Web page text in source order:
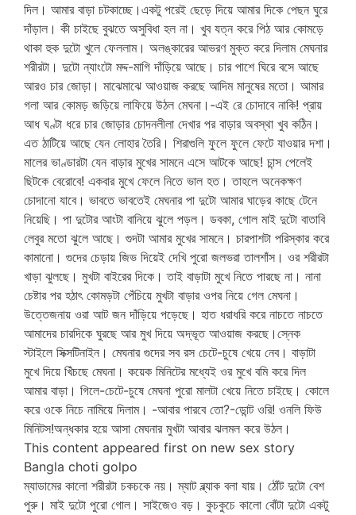
দিল। আমার বাড়া চটকাচ্ছে।একটু পরেই ছেড়ে দিয়ে আমার দিকে পেছন ঘুরে
দাঁড়াল। কী চাইছে বুঝতে অসুবিধা হল না। খুব যত্ন করে পিঠ আর কোমড়ে
থাকা হুক দুটো খুলে ফেললাম। অলঙ্কারের আভরণ মুক্ত করে দিলাম মেঘনার
শরীরটা। দুটো ন্যাংটো মদ্দ-মাগি দাঁড়িয়ে আছে। চার পাশে ঘিরে বসে আছে
আরও চার জোড়া। মাঝেমাঝে আওয়াজ করছে আদিম মানুষের মতো। আমার
গলা আর কোমড় জড়িয়ে লাফিয়ে উঠল মেঘনা।-এই রে চোদাবে নাকি! প্রায়
আধ ঘণ্টা ধরে চার জোড়ার চোদনলীলা দেখার পর বাড়ার অবস্থা খুব কঠিন।
এত ঠাটিয়ে আছে যেন লোহার তৈরি। শিরাগুলি ফুলে ফুলে ফেটে যাওয়ার দশা।
মালের ভাণ্ডারটা যেন বাড়ার মুখের সামনে এসে আটকে আছে! চান্স পেলেই
ছিটকে বেরোবে! একবার মুখে ফেলে নিতে ভাল হত। তাহলে অনেকক্ষণ
চোদানো যাবে। ভাবতে ভাবতেই মেঘনার পা দুটো আমার ঘাড়ের কাছে টেনে
নিয়েছি। পা দুটোর আংটা বানিয়ে ঝুলে পড়ল। ডবকা, গোল মাই দুটো বাতাবি
লেবুর মতো ঝুলে আছে। গুদটা আমার মুখের সামনে। চারপাশটা পরিস্কার করে
কামানো। গুদের চেড়ায় জিভ দিয়েই দেখি পুরো জলভরা তালশাঁস। ওর শরীরটা
খাড়া ঝুলছে। মুখটা বাইরের দিকে। তাই বাড়াটা মুখে নিতে পারছে না। নানা
চেষ্টার পর হঠাৎ কোমড়টা পেঁচিয়ে মুখটা বাড়ার ওপর নিয়ে গেল মেঘনা।
উত্তেজনায় ওরা আট জন দাঁড়িয়ে পড়েছে। হাত ধরাধরি করে নাচতে নাচতে
আমাদের চারদিকে ঘুরছে আর মুখ দিয়ে অদ্ভূত আওয়াজ করছে।স্নেক
স্টাইলে সিক্সটিনাইন। মেঘনার গুদের সব রস চেটে-চুষে খেয়ে নেব। বাড়াটা
মুখে দিয়ে খিঁচছে মেঘনা। কয়েক মিনিটের মধ্যেই ওর মুখে বমি করে দিল
আমার বাড়া। গিলে-চেটে-চুষে মেঘনা পুরো মালটা খেয়ে নিতে চাইছে। কোলে
করে ওকে নিচে নামিয়ে দিলাম। -আবার পারবে তো?-ডোন্ট ওরি! ওনলি ফিউ
মিনিটস!অন্ধকার হয়ে আসা মেঘনার মুখটা আবার ঝলমল করে উঠল।
This content appeared first on new sex story
Bangla choti golpo
ম্যাডামের কালো শরীরটা চকচকে নয়। ম্যাট ব্ল্যাক বলা যায়। ঠোঁট দুটো বেশ
পুরু। মাই দুটো পুরো গোল। সাইজেও বড়। কুচকুচে কালো বোঁটা দুটো একটু